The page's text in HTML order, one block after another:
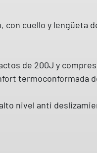
con cuello y lengüeta
de 200J y
termoconformada
nivel anti